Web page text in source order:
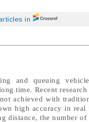
in
and queuing
time. Recent
achieved with
high accuracy in
distance, the number